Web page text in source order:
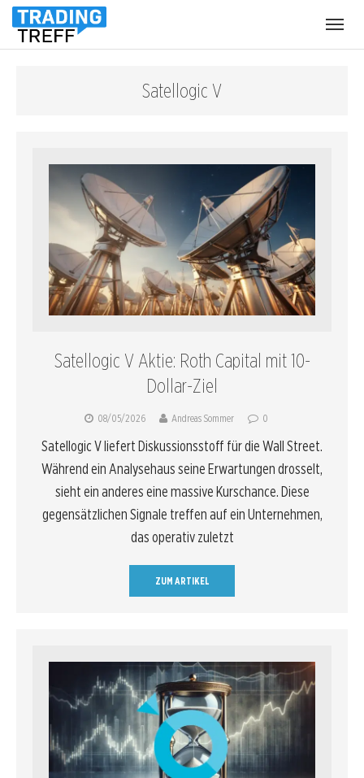
Satellogic V
Satellogic V Aktie: Roth Capital mit 10-
Dollar-Ziel
08/05/2026 Andreas Sommer 0
Satellogic V liefert Diskussionsstoff für die Wall Street.
Während ein Analysehaus seine Erwartungen drosselt,
sieht ein anderes eine massive Kurschance. Diese
gegensätzlichen Signale treffen auf ein Unternehmen,
das operativ zuletzt
ZUM ARTIKEL